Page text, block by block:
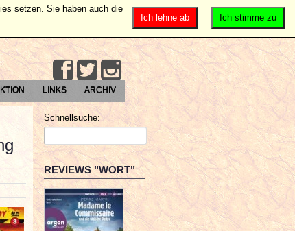
LINKS ARCHIV
Schnellsuche:
REVIEWS "WORT"
Ich stimme zu
Ich lehne ab
setzen. Sie haben auch die